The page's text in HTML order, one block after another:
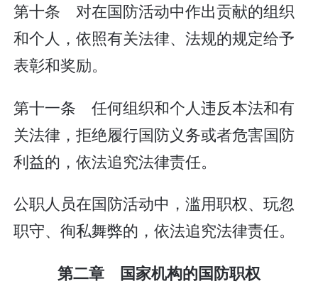
第十条 对在国防活动中作出贡献的组织
和个人，依照有关法律、法规的规定给予
表彰和奖励。
第十一条 任何组织和个人违反本法和有
关法律，拒绝履行国防义务或者危害国防
利益的，依法追究法律责任。
公职人员在国防活动中，滥用职权、玩忽
职守、徇私舞弊的，依法追究法律责任。
第二章 国家机构的国防职权